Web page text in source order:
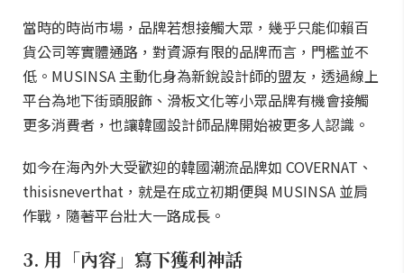
當時的時尚市場，品牌若想接觸大眾，幾乎只能仰賴百
貨公司等實體通路，對資源有限的品牌而言，門檻並不
低。MUSINSA 主動化身為新銳設計師的盟友，透過線上
平台為地下街頭服飾、滑板文化等小眾品牌有機會接觸
更多消費者，也讓韓國設計師品牌開始被更多人認識。
如今在海內外大受歡迎的韓國潮流品牌如 COVERNAT、
thisisneverthat，就是在成立初期便與 MUSINSA 並肩
作戰，隨著平台壯大一路成長。
3. 用「內容」寫下獲利神話